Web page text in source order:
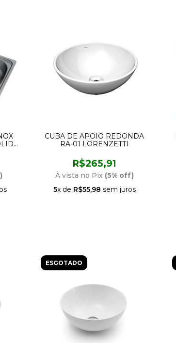
CUBA DE APOIO REDONDA
RA-01 LORENZETTI
R$265,91
À vista no Pix (5% off)
5x de R$55,98 sem juros
ESGOTADO